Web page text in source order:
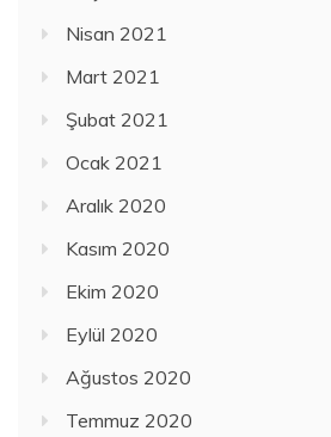
Nisan 2021
Mart 2021
Şubat 2021
Ocak 2021
Aralık 2020
Kasım 2020
Ekim 2020
Eylül 2020
Ağustos 2020
Temmuz 2020